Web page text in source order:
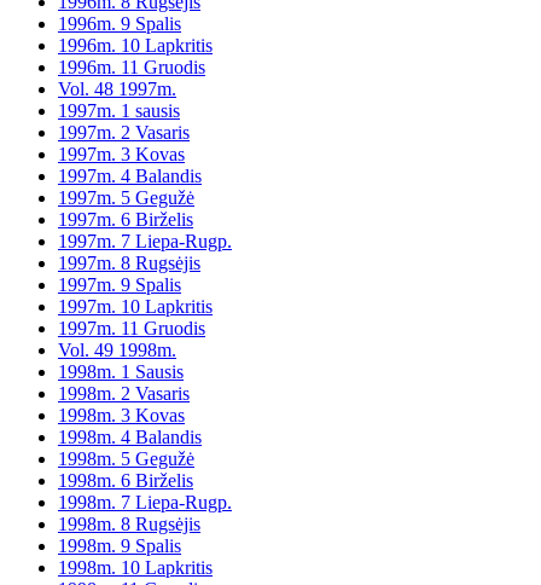
1996m. 9 Spalis
1996m. 10 Lapkritis
1996m. 11 Gruodis
Vol. 48 1997m.
1997m. 1 sausis
1997m. 2 Vasaris
1997m. 3 Kovas
1997m. 4 Balandis
1997m. 5 Gegužė
1997m. 6 Birželis
1997m. 7 Liepa-Rugp.
1997m. 8 Rugsėjis
1997m. 9 Spalis
1997m. 10 Lapkritis
1997m. 11 Gruodis
Vol. 49 1998m.
1998m. 1 Sausis
1998m. 2 Vasaris
1998m. 3 Kovas
1998m. 4 Balandis
1998m. 5 Gegužė
1998m. 6 Birželis
1998m. 7 Liepa-Rugp.
1998m. 8 Rugsėjis
1998m. 9 Spalis
1998m. 10 Lapkritis